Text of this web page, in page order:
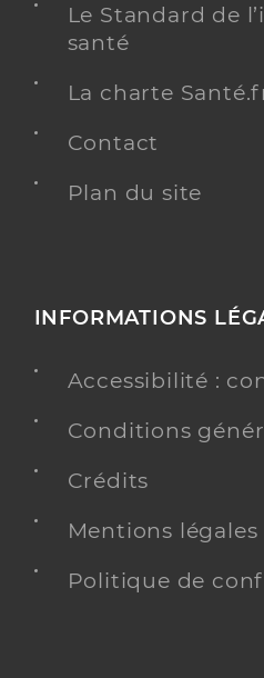
Le Standard de
santé
La charte
Contact
Plan du site
INFORMATIONS
Accessibilité :
Conditions
Crédits
Mentions légales
Politique de